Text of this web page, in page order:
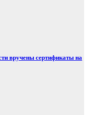
вручены сертификаты на